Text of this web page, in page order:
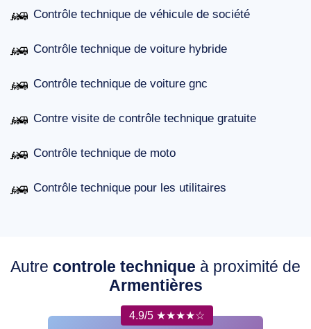
Contrôle technique de véhicule de société
Contrôle technique de voiture hybride
Contrôle technique de voiture gnc
Contre visite de contrôle technique gratuite
Contrôle technique de moto
Contrôle technique pour les utilitaires
Autre controle technique à proximité de
Armentières
4.9/5 ★★★★☆